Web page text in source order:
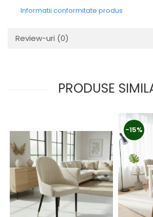
Informatii conformitate produs
Review-uri (0)
PRODUSE
-15%